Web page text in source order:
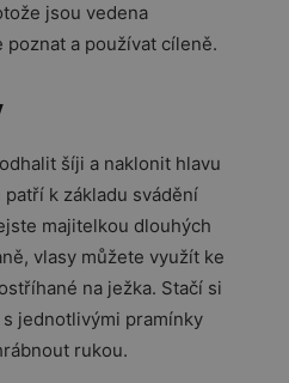
jsou vedena
a používat cíleně.
šíji a naklonit hlavu
k základu svádění
majitelkou dlouhých
vlasy můžete využít ke
na ježka. Stačí si
s jednotlivými pramínky
rukou.